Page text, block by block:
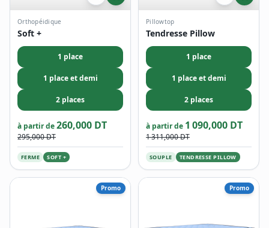
Orthopéidique
Soft +
1 place
1 place et demi
2 places
à partir de260,000 DT
295,000 DT
FERME SOFT +
Pillowtop
Tendresse Pillow
1 place
1 place et demi
2 places
à partir de 1 090,000 DT
1 311,000 DT
SOUPLE TENDRESSE PILLOW
Promo Promo